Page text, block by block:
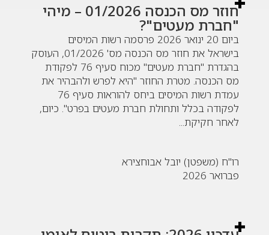
חוזר מס הכנסה 01/2026 – מיהי
"חברת מעטים"?
ביום 20 ינואר 2026 פרסמה רשות המיסים
בישראל את חוזר מס הכנסה מס' 01/2026, העוסק
בהגדרת "חברת מעטים" מכוח סעיף 76 לפקודת
מס הכנסה. מטרת החוזר "היא לפרש ולהבהיר את
עמדת רשות המיסים ביחס להוראות סעיף 76
לפקודה בכלל ותחולת חברת מעטים בפרט". כיום,
לאחר חקיקת...
רו"ח (משפטן) יובל אבוחצירא
פברואר 2026